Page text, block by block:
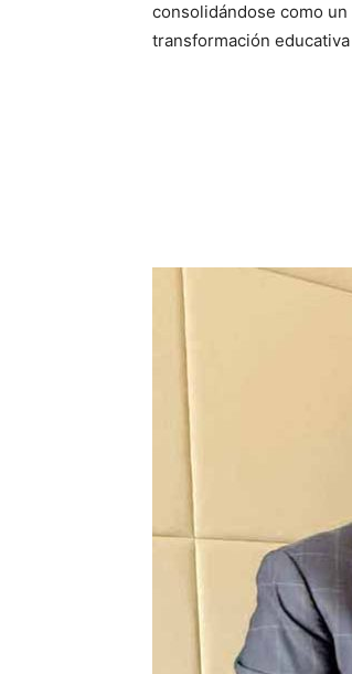
consolidándose como
transformación